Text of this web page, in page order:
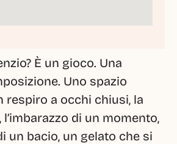
È un gioco. Una
Uno spazio
respiro a occhi chiusi, la
l’imbarazzo di un momento,
un bacio, un gelato che si